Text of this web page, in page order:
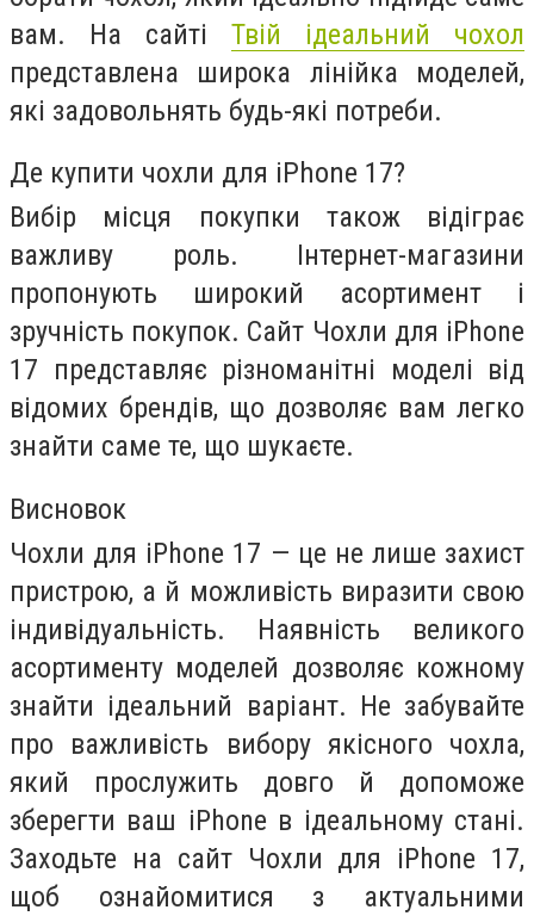
вам. На сайті Твій ідеальний чохол
представлена широка лінійка моделей,
які задовольнять будь-які потреби.
Де купити чохли для iPhone 17?
Вибір місця покупки також відіграє
важливу роль. Інтернет-магазини
пропонують широкий асортимент і
зручність покупок. Сайт Чохли для iPhone
17 представляє різноманітні моделі від
відомих брендів, що дозволяє вам легко
знайти саме те, що шукаєте.
Висновок
Чохли для iPhone 17 — це не лише захист
пристрою, а й можливість виразити свою
індивідуальність. Наявність великого
асортименту моделей дозволяє кожному
знайти ідеальний варіант. Не забувайте
про важливість вибору якісного чохла,
який прослужить довго й допоможе
зберегти ваш iPhone в ідеальному стані.
Заходьте на сайт Чохли для iPhone 17,
щоб ознайомитися з актуальними